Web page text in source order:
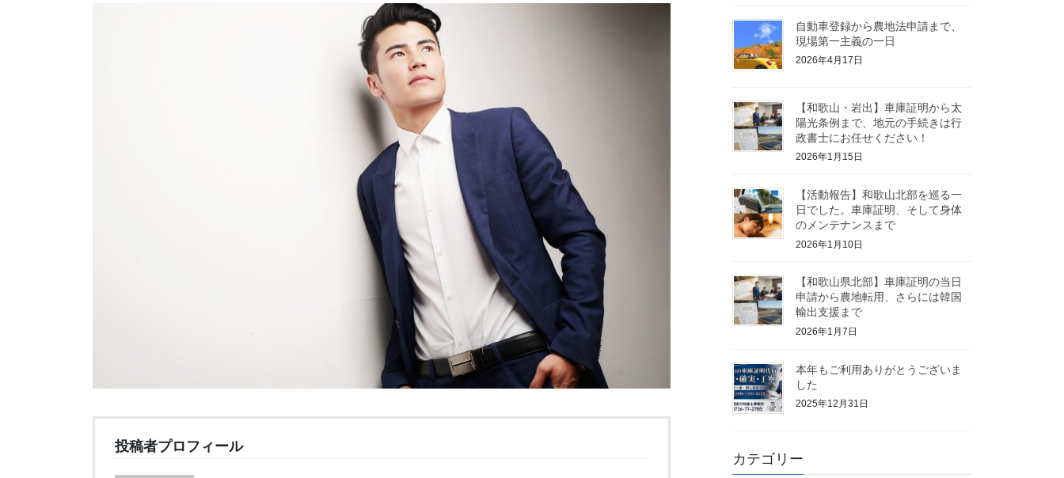
投稿者プロフィール
自動車登録から農地法申請まで、
現場第一主義の一日
2026年4月17日
【和歌山・岩出】車庫証明から太
陽光条例まで、地元の手続きは行
政書士にお任せください！
2026年1月15日
【活動報告】和歌山北部を巡る一
日でした。車庫証明、そして身体
のメンテナンスまで
2026年1月10日
【和歌山県北部】車庫証明の当日
申請から農地転用、さらには韓国
輸出支援まで
2026年1月7日
本年もご利用ありがとうございま
した
2025年12月31日
カテゴリー